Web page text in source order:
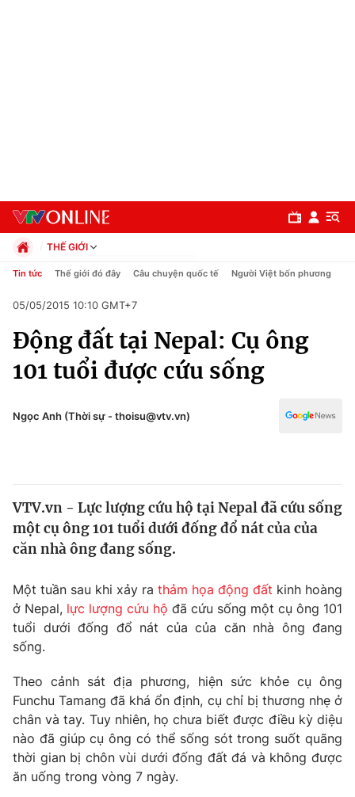
Chuyên mục
Chính trị
Thế giới
Thế giới đó đây
Câu chuyện quốc tế
Kinh tế
Tài chính
Thị trường
Góc doanh nghiệp
Dữ liệu và đời sống
Truyền hình
Phim VTV
Hậu trường
Nhân vật
Giải trí
Điện ảnh
Đời sống
THẾ GIỚI
Chính trị
Pháp luật
Kinh tế
Thể thao
Truyền hình
Y tế
Tin tức Thế giới đó đây Câu chuyện quốc tế Người Việt bốn phương
05/05/2015 10:10 GMT+7
Động đất tại Nepal: Cụ ông
101 tuổi được cứu sống
Ngọc Anh (Thời sự - thoisu@vtv.vn)
VTV.vn - Lực lượng cứu hộ tại Nepal đã cứu sống
một cụ ông 101 tuổi dưới đống đổ nát của của
căn nhà ông đang sống.
Một tuần sau khi xảy ra thảm họa động đất kinh hoàng
ở Nepal, lực lượng cứu hộ đã cứu sống một cụ ông 101
tuổi dưới đống đổ nát của của căn nhà ông đang
sống.
Theo cảnh sát địa phương, hiện sức khỏe cụ ông
Funchu Tamang đã khá ổn định, cụ chỉ bị thương nhẹ ở
chân và tay. Tuy nhiên, họ chưa biết được điều kỳ diệu
nào đã giúp cụ ông có thể sống sót trong suốt quãng
thời gian bị chôn vùi dưới đống đất đá và không được
ăn uống trong vòng 7 ngày.